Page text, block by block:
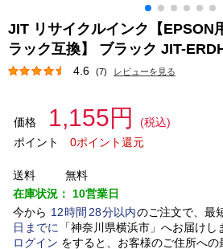
JIT リサイクルインク【EPSON
ラック互換】 ブラック JIT-
4.6 (7) レビューを見る
価格 1,155円
(税込)
ポイント
0ポイント還元
送料
無料
在庫状況： 10営業日
今から 12時間 28分以内のご注文で、最
日 までに 「神奈川県横浜市」 へお届けし
ログイン をすると、お客様のご住所へ